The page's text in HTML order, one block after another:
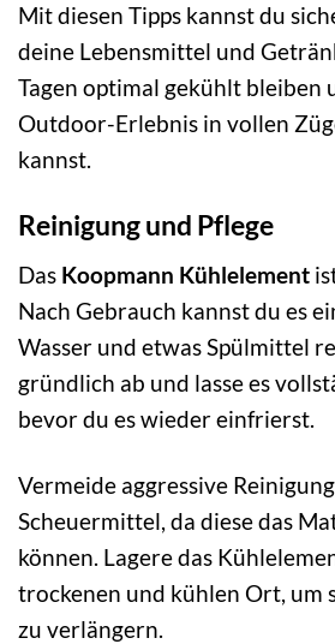
Mit diesen Tipps kannst du
deine Lebensmittel und
Tagen optimal gekühlt bleiben
Outdoor-Erlebnis in vollen
kannst.
Reinigung und Pflege
Das Koopmann Kühlelement
Nach Gebrauch kannst du es
Wasser und etwas Spülmittel
gründlich ab und lasse es
bevor du es wieder einfrierst.
Vermeide aggressive
Scheuermittel, da diese das
können. Lagere das
trockenen und kühlen Ort, um
zu verlängern.